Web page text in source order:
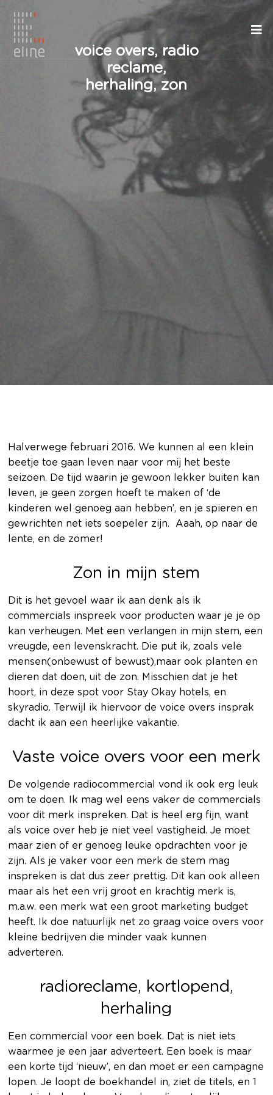
voice overs, radio
reclame,
herhaling, zon
Halverwege februari 2016. We kunnen al een klein
beetje toe gaan leven naar voor mij het beste
seizoen. De tijd waarin je gewoon lekker buiten kan
leven, je geen zorgen hoeft te maken of ‘de
kinderen wel genoeg aan hebben’, en je spieren en
gewrichten net iets soepeler zijn. Aaah, op naar de
lente, en de zomer!
Zon in mijn stem
Dit is het gevoel waar ik aan denk als ik
commercials inspreek voor producten waar je je op
kan verheugen. Met een verlangen in mijn stem, een
vreugde, een levenskracht. Die put ik, zoals vele
mensen(onbewust of bewust),maar ook planten en
dieren dat doen, uit de zon. Misschien dat je het
hoort, in deze spot voor Stay Okay hotels, en
skyradio. Terwijl ik hiervoor de voice overs insprak
dacht ik aan een heerlijke vakantie.
Vaste voice overs voor een merk
De volgende radiocommercial vond ik ook erg leuk
om te doen. Ik mag wel eens vaker de commercials
voor dit merk inspreken. Dat is heel erg fijn, want
als voice over heb je niet veel vastigheid. Je moet
maar zien of er genoeg leuke opdrachten voor je
zijn. Als je vaker voor een merk de stem mag
inspreken is dat dus zeer prettig. Dit kan ook alleen
maar als het een vrij groot en krachtig merk is,
m.a.w. een merk wat een groot marketing budget
heeft. Ik doe natuurlijk net zo graag voice overs voor
kleine bedrijven die minder vaak kunnen
adverteren.
radioreclame, kortlopend,
herhaling
Een commercial voor een boek. Dat is niet iets
waarmee je een jaar adverteert. Een boek is maar
een korte tijd ‘nieuw’, en dan moet er een campagne
lopen. Je loopt de boekhandel in, ziet de titels, en 1